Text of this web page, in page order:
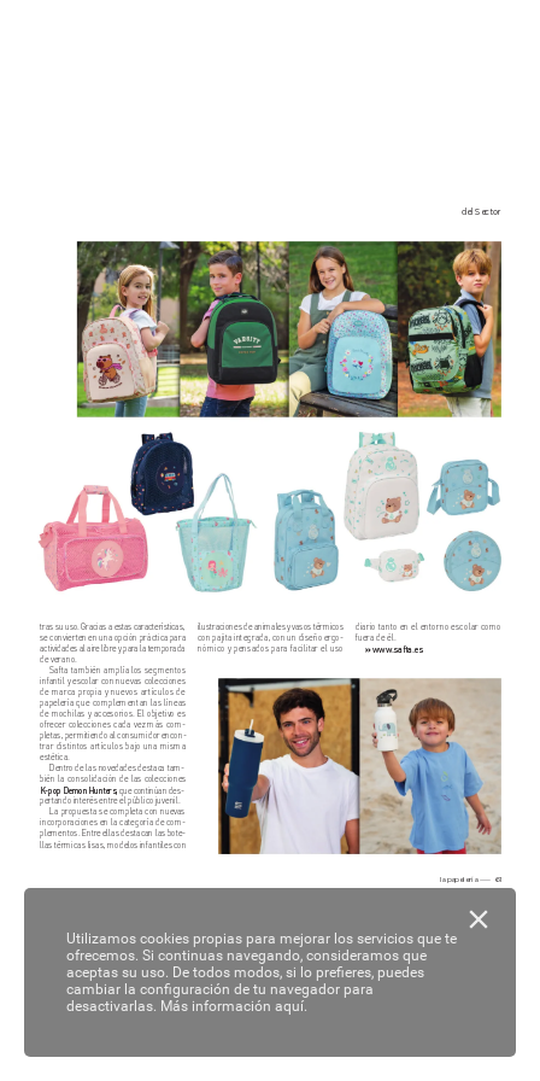
del Sector
la papelería 61
tras su uso. Gracias a estas características,
se convierten en una opción práctica para
actividades al aire libre y para la temporada
de verano.
Safta también amplía los segmentos
infantil y escolar con nuevas colecciones
de marca propia y nuevos artículos de
papelería que complementan las líneas
de mochilas y accesorios. El objetivo es
ofrecer colecciones cada vez más com-
pletas, permitiendo al consumidor encon-
trar distintos artículos bajo una misma
estética.
Dentro de las novedades destaca tam-
bién la consolidación de las colecciones
K-pop Demon Hunters, que continúan des-
pertando interés entre el público juvenil.
La propuesta se completa con nuevas
incorporaciones en la categoría de com-
plementos. Entre ellas destacan las bote-
llas térmicas lisas, modelos infantiles con
ilustraciones de animales y vasos térmicos
con pajita integrada, con un diseño ergo-
nómico y pensados para facilitar el uso
diario tanto en el entorno escolar como
fuera de él.
» www.safta.es
Utilizamos cookies propias para mejorar los servicios que te
ofrecemos. Si continuas navegando, consideramos que
aceptas su uso. De todos modos, si lo prefieres, puedes
cambiar la configuración de tu navegador para
desactivarlas. Más información aquí.